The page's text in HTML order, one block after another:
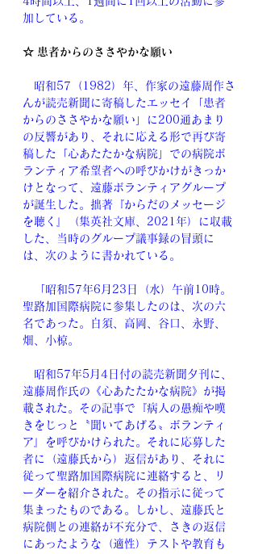
加している。
☆ 患者からのささやかな願い
昭和57（1982）年、作家の遠藤周作さ
んが読売新聞に寄稿したエッセイ「患者
からのささやかな願い」に200通あまり
の反響があり、それに応える形で再び寄
稿した「心あたたかな病院」での病院ボ
ランティア希望者への呼びかけがきっか
けとなって、遠藤ボランティアグループ
が誕生した。拙著『からだのメッセージ
を聴く』（集英社文庫、2021年）に収載
した、当時のグループ議事録の冒頭に
は、次のように書かれている。
「昭和57年6月23日（水）午前10時。
聖路加国際病院に参集したのは、次の六
名であった。白須、高岡、谷口、永野、
畑、小椋。
昭和57年5月4日付の読売新聞夕刊に、
遠藤周作氏の《心あたたかな病院》が掲
載された。その記事で『病人の愚痴や嘆
きをじっと〝聞いてあげる〟ボランティ
ア』を呼びかけられた。それに応募した
者に（遠藤氏から）返信があり、それに
従って聖路加国際病院に連絡すると、リ
ーダーを紹介された。その指示に従って
集まったものである。しかし、遠藤氏と
病院側との連絡が不充分で、さきの返信
にあったような（適性）テストや教育も